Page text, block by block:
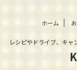
ホーム
レシピやドライブ、キ